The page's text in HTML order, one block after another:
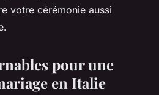
votre cérémonie aussi
pour une
en Italie